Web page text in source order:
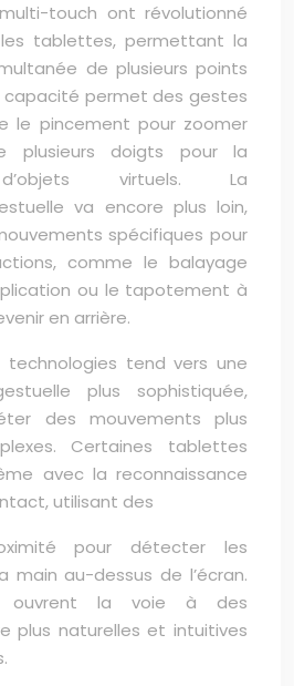
touch ont révolutionné
les tablettes, permettant la
de plusieurs points
permet des gestes
le pincement pour zoomer
plusieurs doigts pour la
virtuels. La
va encore plus loin,
spécifiques pour
comme le balayage
ou le tapotement à
en arrière.
technologies tend vers une
plus sophistiquée,
des mouvements plus
Certaines tablettes
avec la reconnaissance
utilisant des
pour détecter les
main au-dessus de l’écran.
ouvrent la voie à des
plus naturelles et intuitives